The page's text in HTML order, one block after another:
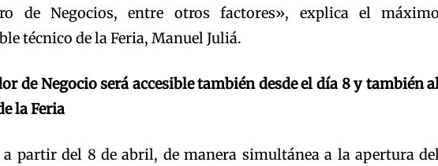
de Negocios, entre otros factores», explica el máximo
técnico de la Feria, Manuel Juliá.
de Negocio será accesible también desde el día 8 y también
la Feria
partir del 8 de abril, de manera simultánea a la apertura